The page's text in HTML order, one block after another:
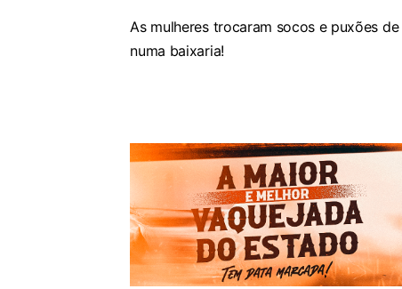
As mulheres trocaram socos e puxões
numa baixaria!